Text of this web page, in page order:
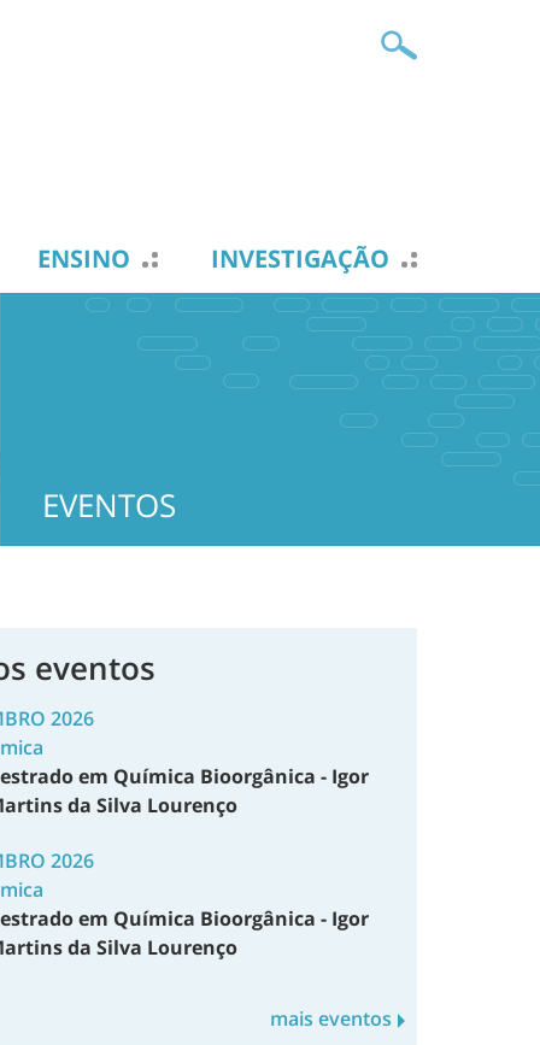
ENSINO INVESTIGAÇÃO
EVENTOS
eventos
2026
em Química Bioorgânica - Igor
da Silva Lourenço
2026
em Química Bioorgânica - Igor
da Silva Lourenço
mais eventos